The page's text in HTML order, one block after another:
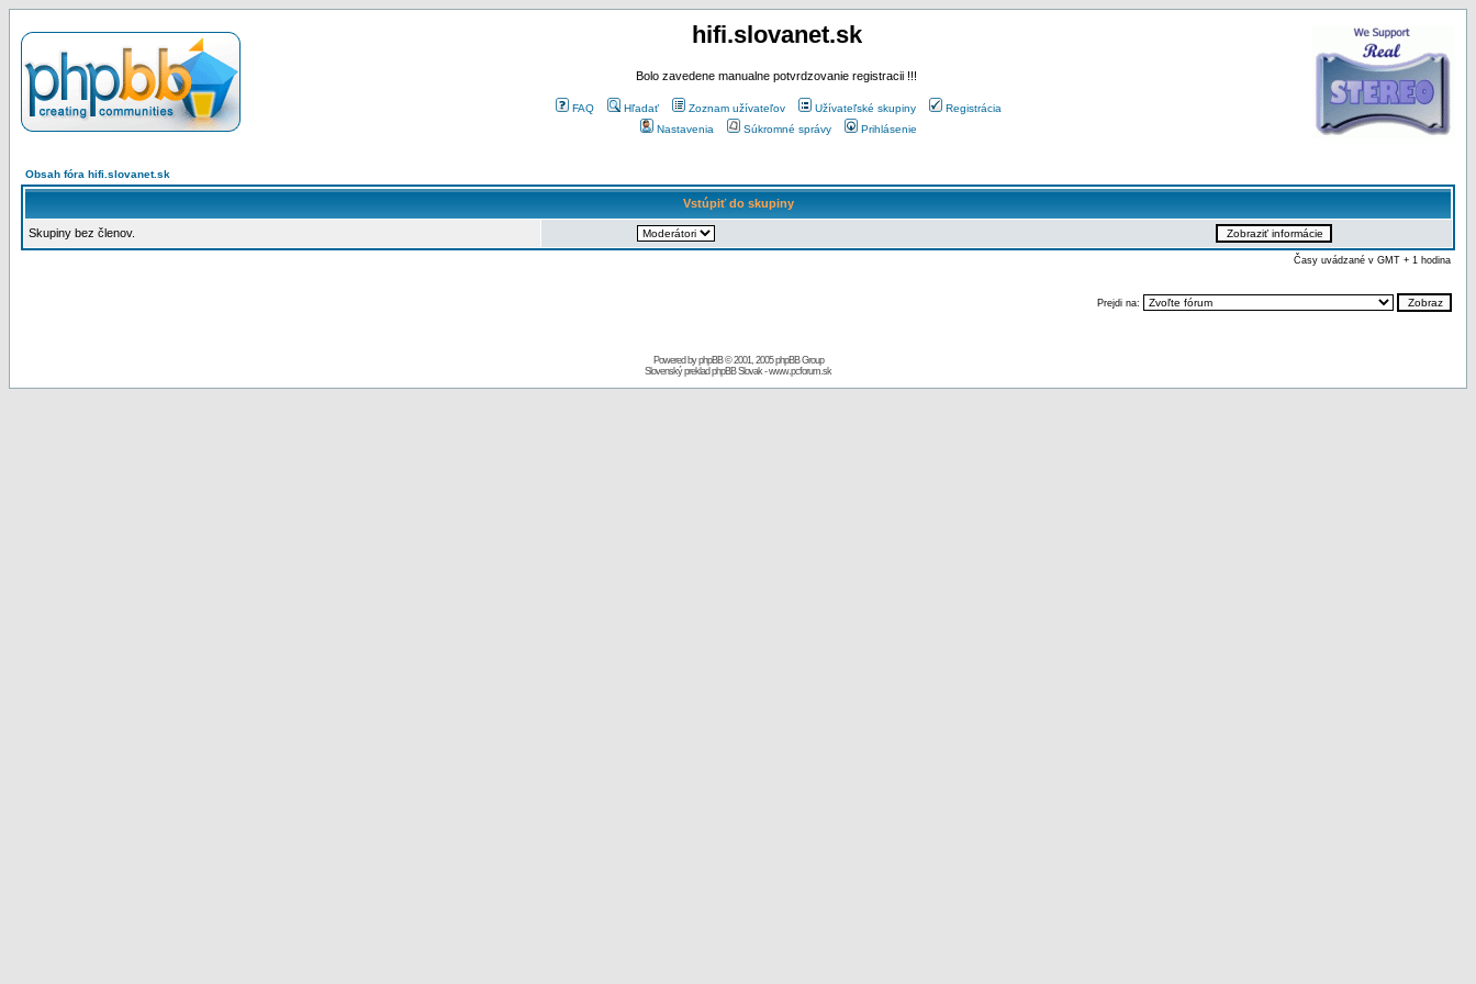
hifi.slovanet.sk
Bolo zavedene manualne potvrdzovanie registracii !!!
FAQ Hľadať Zoznam užívateľov Užívateľské skupiny
Registrácia
Nastavenia
Súkromné správy Prihlásenie
Obsah fóra hifi.slovanet.sk
Vstúpiť do skupiny
Skupiny bez členov.
Časy uvádzané v GMT + 1 hodina
Prejdi na:
Powered byphpBB© 2001, 2005 phpBB Group
Slovenský preklad phpBB Slovak-www.pcforum.sk